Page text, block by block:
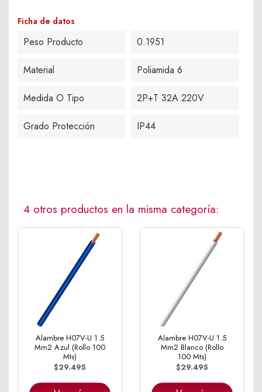
Ficha de datos
Peso Producto 0.1951
Material Poliamida 6
Medida O Tipo 2P+T 32A 220V
Grado Protección IP44
4 otros productos en la misma categoría:
Alambre H07V-U 1.5
Mm2 Azul (Rollo 100
Mts)
$29.495
Alambre H07V-U 1.5
Mm2 Blanco (Rollo
100 Mts)
$29.495